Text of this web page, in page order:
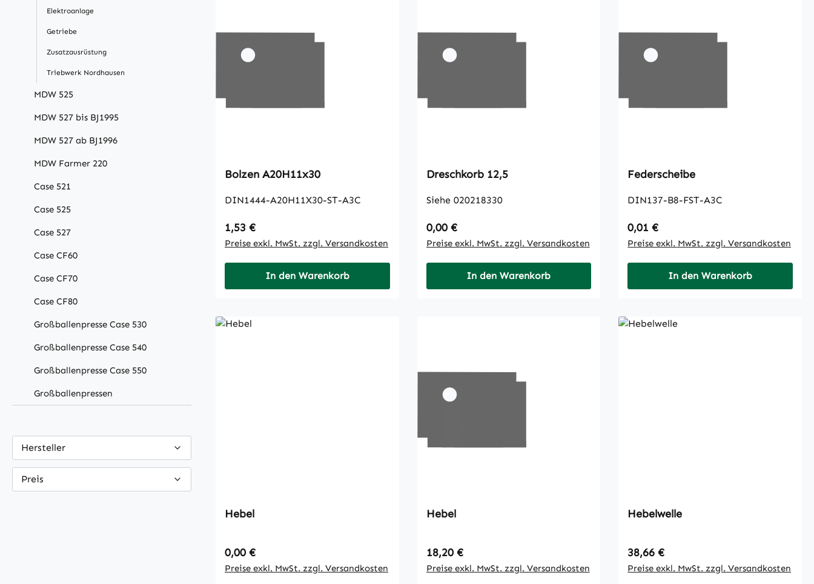
Elektroanlage
Getriebe
Zusatzausrüstung
Triebwerk Nordhausen
MDW 525
MDW 527 bis BJ1995
MDW 527 ab BJ1996
MDW Farmer 220
Case 521
Case 525
Case 527
Case CF60
Case CF70
Case CF80
Großballenpresse Case 530
Großballenpresse Case 540
Großballenpresse Case 550
Großballenpressen
Hersteller
Preis
Bolzen A20H11x30
DIN1444-A20H11X30-ST-A3C
Regulärer Preis:
1,53 €
Preise exkl. MwSt. zzgl. Versandkosten
In den Warenkorb
Dreschkorb 12,5
Siehe 020218330
Regulärer Preis:
0,00 €
Preise exkl. MwSt. zzgl. Versandkosten
In den Warenkorb
Federscheibe
DIN137-B8-FST-A3C
Regulärer Preis:
0,01 €
Preise exkl. MwSt. zzgl. Versandkosten
In den Warenkorb
Hebel
Regulärer Preis:
0,00 €
Preise exkl. MwSt. zzgl. Versandkosten
Hebel
Regulärer Preis:
18,20 €
Preise exkl. MwSt. zzgl. Versandkosten
Hebelwelle
Regulärer Preis:
38,66 €
Preise exkl. MwSt. zzgl. Versandkosten